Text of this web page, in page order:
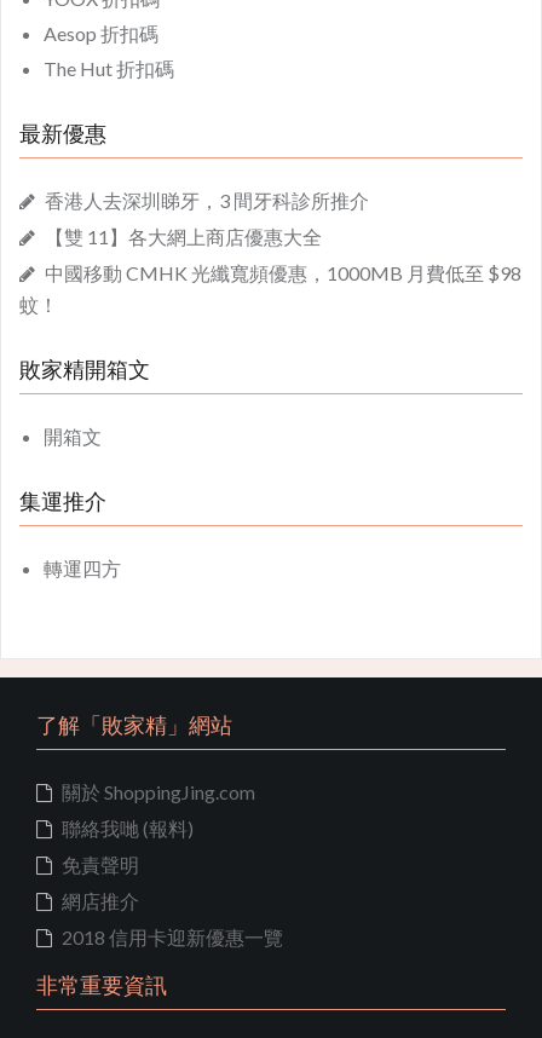
Aesop 折扣碼
The Hut 折扣碼
最新優惠
香港人去深圳睇牙，3 間牙科診所推介
【雙 11】各大網上商店優惠大全
中國移動 CMHK 光纖寬頻優惠，1000MB 月費低至 $98
蚊！
敗家精開箱文
開箱文
集運推介
轉運四方
了解「敗家精」網站
關於 ShoppingJing.com
聯絡我哋 (報料)
免責聲明
網店推介
2018 信用卡迎新優惠一覽
非常重要資訊